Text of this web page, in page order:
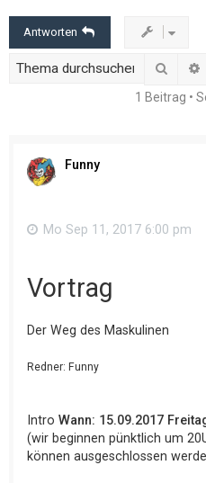
Antworten
Suche
1 Beitrag •
Funny
Mo Sep 11, 2017 6:00 pm
Vortrag
Der Weg des Maskulinen
Redner: Funny
Intro Wann: 15.09.2017
(wir beginnen pünktlich um
können ausgeschlossen